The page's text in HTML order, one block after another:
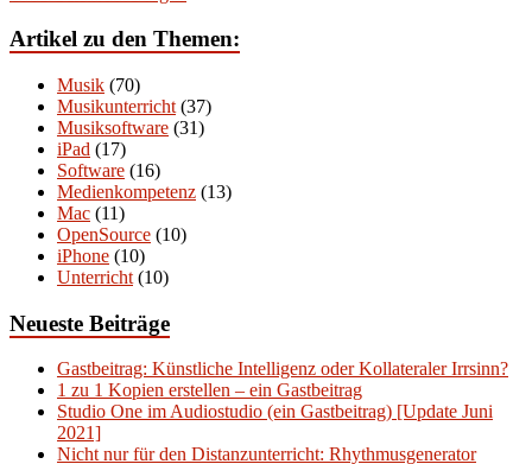
Artikel zu den Themen:
Musik (70)
Musikunterricht (37)
Musiksoftware (31)
iPad (17)
Software (16)
Medienkompetenz (13)
Mac (11)
OpenSource (10)
iPhone (10)
Unterricht (10)
Neueste Beiträge
Gastbeitrag: Künstliche Intelligenz oder Kollateraler Irrsinn?
1 zu 1 Kopien erstellen – ein Gastbeitrag
Studio One im Audiostudio (ein Gastbeitrag) [Update Juni
2021]
Nicht nur für den Distanzunterricht: Rhythmusgenerator